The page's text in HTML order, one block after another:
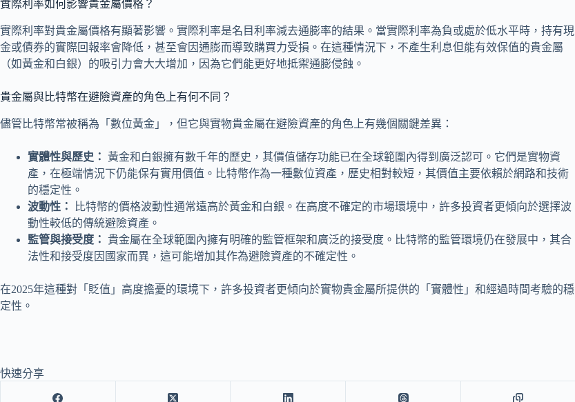
實際利率如何影響貴金屬價格？
實際利率對貴金屬價格有顯著影響。實際利率是名目利率減去通膨率的結果。當實際利率為負或處於低水平時，持有現
金或債券的實際回報率會降低，甚至會因通膨而導致購買力受損。在這種情況下，不產生利息但能有效保值的貴金屬
（如黃金和白銀）的吸引力會大大增加，因為它們能更好地抵禦通膨侵蝕。
貴金屬與比特幣在避險資產的角色上有何不同？
儘管比特幣常被稱為「數位黃金」，但它與實物貴金屬在避險資產的角色上有幾個關鍵差異：
實體性與歷史：
黃金和白銀擁有數千年的歷史，其價值儲存功能已在全球範圍內得到廣泛認可。它們是實物資
產，在極端情況下仍能保有實用價值。比特幣作為一種數位資產，歷史相對較短，其價值主要依賴於網路和技術
的穩定性。
波動性：
比特幣的價格波動性通常遠高於黃金和白銀。在高度不確定的市場環境中，許多投資者更傾向於選擇波
動性較低的傳統避險資產。
監管與接受度：
貴金屬在全球範圍內擁有明確的監管框架和廣泛的接受度。比特幣的監管環境仍在發展中，其合
法性和接受度因國家而異，這可能增加其作為避險資產的不確定性。
在2025年這種對「貶值」高度擔憂的環境下，許多投資者更傾向於實物貴金屬所提供的「實體性」和經過時間考驗的穩
定性。
快速分享